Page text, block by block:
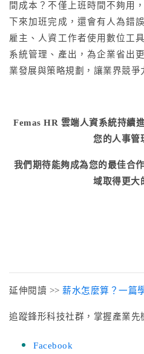
間成本？不僅上班時間不夠用
下來加班完成，還會有人為錯
雇主、人資工作者使用數位工
系統管理、產出，為企業省出
業發展與策略規劃，讓業界競爭
Femas HR 雲端人資系統持續
您的人事管
我們期待能夠成為您的最佳合
域取得更大
延伸閱讀 >> 薪水怎麼算？一篇
追蹤鋒形科技社群，掌握產業先
Facebook